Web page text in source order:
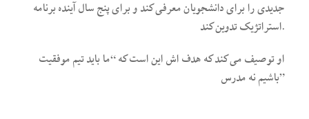
جدیدی را برای دانشجویان معرفی کند و برای پنج سال آینده برنامه
استراتژیک تدوین کند.
او توصیف می کند که هدف اش این است که “ما باید تیم موفقیت
باشیم نه مدرس”